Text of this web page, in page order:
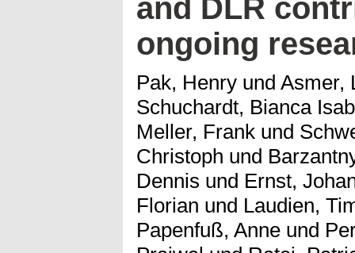
and DLR
ongoing
Pak, Henry und Asmer,
Schuchardt, Bianca
Meller, Frank und
Christoph und
Dennis und Ernst,
Florian und Laudien,
Papenfuß, Anne und